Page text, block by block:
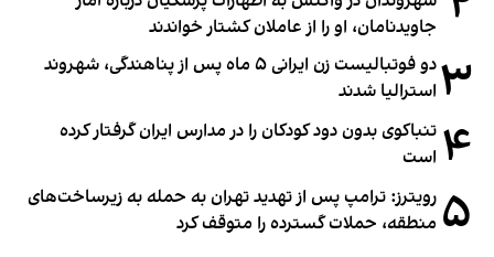
جاویدنامان، او را از عاملان کشتار خواندند
۳
دو فوتبالیست زن ایرانی ۵ ماه پس از پناهندگی، شهروند
استرالیا شدند
۴ تنباکوی بدون دود کودکان را در مدارس ایران گرفتار کرده
است
۵ رویترز: ترامپ پس از تهدید تهران به حمله به زیرساخت‌های
منطقه، حملات گسترده را متوقف کرد